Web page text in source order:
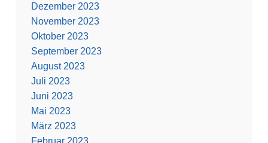
Dezember 2023
November 2023
Oktober 2023
September 2023
August 2023
Juli 2023
Juni 2023
Mai 2023
März 2023
Februar 2023